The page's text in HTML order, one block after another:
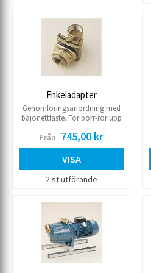
Enkeladapter
Genomföringsanordning med
bajonettfäste. För borr-rör upp
Från 745,00 kr
VISA
2 st utförande